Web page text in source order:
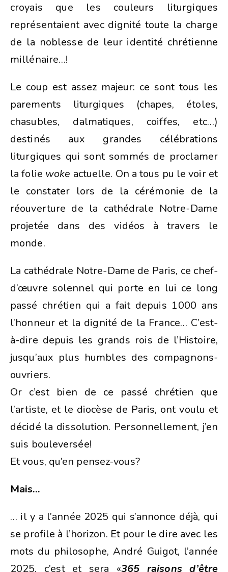
croyais que les couleurs liturgiques
représentaient avec dignité toute la charge
de la noblesse de leur identité chrétienne
millénaire…!
Le coup est assez majeur: ce sont tous les
parements liturgiques (chapes, étoles,
chasubles, dalmatiques, coiffes, etc…)
destinés aux grandes célébrations
liturgiques qui sont sommés de proclamer
la folie woke actuelle. On a tous pu le voir et
le constater lors de la cérémonie de la
réouverture de la cathédrale Notre-Dame
projetée dans des vidéos à travers le
monde.
La cathédrale Notre-Dame de Paris, ce chef-
d’œuvre solennel qui porte en lui ce long
passé chrétien qui a fait depuis 1000 ans
l’honneur et la dignité de la France… C’est-
à-dire depuis les grands rois de l’Histoire,
jusqu’aux plus humbles des compagnons-
ouvriers.
Or c’est bien de ce passé chrétien que
l’artiste, et le diocèse de Paris, ont voulu et
décidé la dissolution. Personnellement, j’en
suis bouleversée!
Et vous, qu’en pensez-vous?
Mais…
… il y a l’année 2025 qui s’annonce déjà, qui
se profile à l’horizon. Et pour le dire avec les
mots du philosophe, André Guigot, l’année
2025, c’est et sera «365 raisons d’être